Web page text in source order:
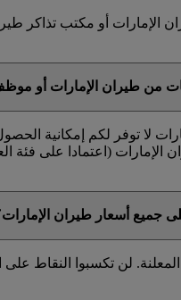
الإمارات أو مكتب تذاكر
من طيران الإمارات أو
لا توفر لكم إمكانية
الإمارات (اعتمادا على
أسعار طيران
لن تكسبوا النقاط